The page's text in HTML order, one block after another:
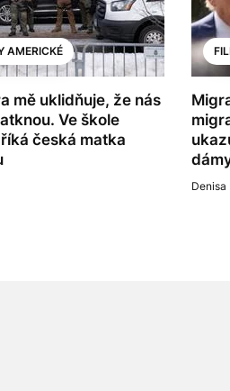
AMERICKÉ
mě uklidňuje, že nás
Ve škole
česká matka
Denisa